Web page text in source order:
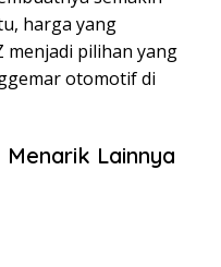
harga yang
menjadi pilihan yang
otomotif di
Lainnya